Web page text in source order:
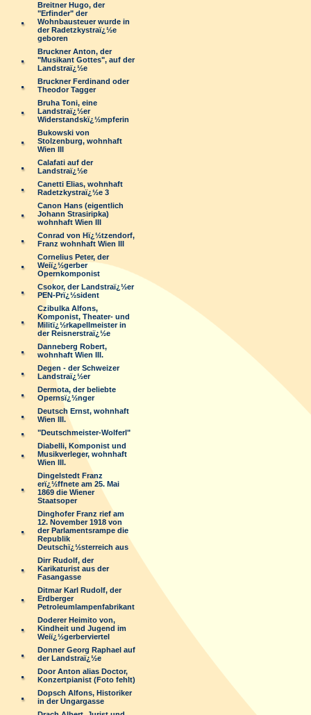
Breitner Hugo, der
"Erfinder" der
Wohnbausteuer wurde in
der Radetzkystraï¿½e
geboren
Bruckner Anton, der
"Musikant Gottes", auf der
Landstraï¿½e
Bruckner Ferdinand oder
Theodor Tagger
Bruha Toni, eine
Landstraï¿½er
Widerstandskï¿½mpferin
Bukowski von
Stolzenburg, wohnhaft
Wien III
Calafati auf der
Landstraï¿½e
Canetti Elias, wohnhaft
Radetzkystraï¿½e 3
Canon Hans (eigentlich
Johann Strasiripka)
wohnhaft Wien III
Conrad von Hï¿½tzendorf,
Franz wohnhaft Wien III
Cornelius Peter, der
Weiï¿½gerber
Opernkomponist
Csokor, der Landstraï¿½er
PEN-Prï¿½sident
Czibulka Alfons,
Komponist, Theater- und
Militï¿½rkapellmeister in
der Reisnerstraï¿½e
Danneberg Robert,
wohnhaft Wien III.
Degen - der Schweizer
Landstraï¿½er
Dermota, der beliebte
Opernsï¿½nger
Deutsch Ernst, wohnhaft
Wien III.
"Deutschmeister-Wolferl"
Diabelli, Komponist und
Musikverleger, wohnhaft
Wien III.
Dingelstedt Franz
erï¿½ffnete am 25. Mai
1869 die Wiener
Staatsoper
Dinghofer Franz rief am
12. November 1918 von
der Parlamentsrampe die
Republik
Deutschï¿½sterreich aus
Dirr Rudolf, der
Karikaturist aus der
Fasangasse
Ditmar Karl Rudolf, der
Erdberger
Petroleumlampenfabrikant
Doderer Heimito von,
Kindheit und Jugend im
Weiï¿½gerberviertel
Donner Georg Raphael auf
der Landstraï¿½e
Door Anton alias Doctor,
Konzertpianist (Foto fehlt)
Dopsch Alfons, Historiker
in der Ungargasse